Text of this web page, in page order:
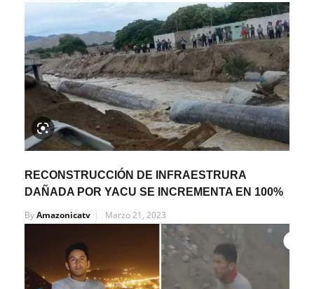
RECONSTRUCCIÓN DE INFRAESTRURA
DAÑADA POR YACU SE INCREMENTA EN 100%
ByAmazonicatv Marzo 21, 2023